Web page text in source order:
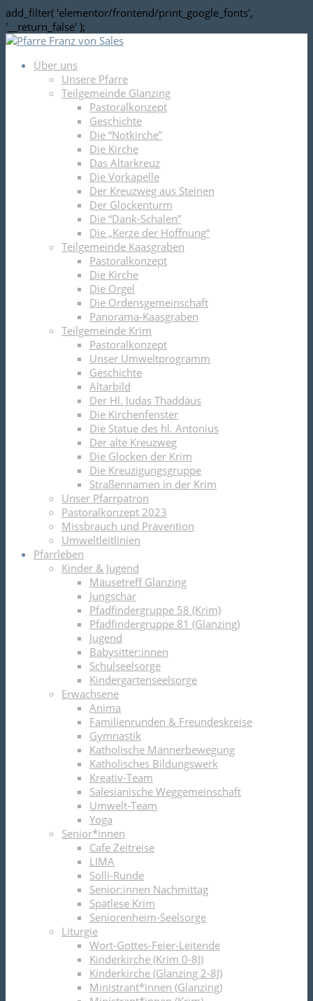
add_filter( 'elementor/frontend/print_google_fonts',
'__return_false' );
Über uns
Unsere Pfarre
Teilgemeinde Glanzing
Pastoralkonzept
Geschichte
Die “Notkirche”
Die Kirche
Das Altarkreuz
Die Vorkapelle
Der Kreuzweg aus Steinen
Der Glockenturm
Die “Dank-Schalen”
Die „Kerze der Hoffnung“
Teilgemeinde Kaasgraben
Pastoralkonzept
Die Kirche
Die Orgel
Die Ordensgemeinschaft
Panorama-Kaasgraben
Teilgemeinde Krim
Pastoralkonzept
Unser Umweltprogramm
Geschichte
Altarbild
Der Hl. Judas Thaddäus
Die Kirchenfenster
Die Statue des hl. Antonius
Der alte Kreuzweg
Die Glocken der Krim
Die Kreuzigungsgruppe
Straßennamen in der Krim
Unser Pfarrpatron
Pastoralkonzept 2023
Missbrauch und Prävention
Umweltleitlinien
Pfarrleben
Kinder & Jugend
Mäusetreff Glanzing
Jungschar
Pfadfindergruppe 58 (Krim)
Pfadfindergruppe 81 (Glanzing)
Jugend
Babysitter:innen
Schulseelsorge
Kindergartenseelsorge
Erwachsene
Anima
Familienrunden & Freundeskreise
Gymnastik
Katholische Männerbewegung
Katholisches Bildungswerk
Kreativ-Team
Salesianische Weggemeinschaft
Umwelt-Team
Yoga
Senior*innen
Cafe Zeitreise
LIMA
Solli-Runde
Senior:innen Nachmittag
Spätlese Krim
Seniorenheim-Seelsorge
Liturgie
Wort-Gottes-Feier-Leitende
Kinderkirche (Krim 0-8J)
Kinderkirche (Glanzing 2-8J)
Ministrant*innen (Glanzing)